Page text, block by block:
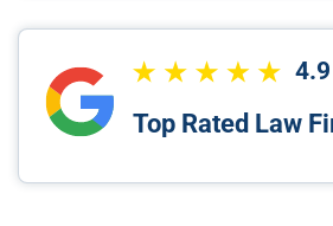
4.9
Top Rated Law